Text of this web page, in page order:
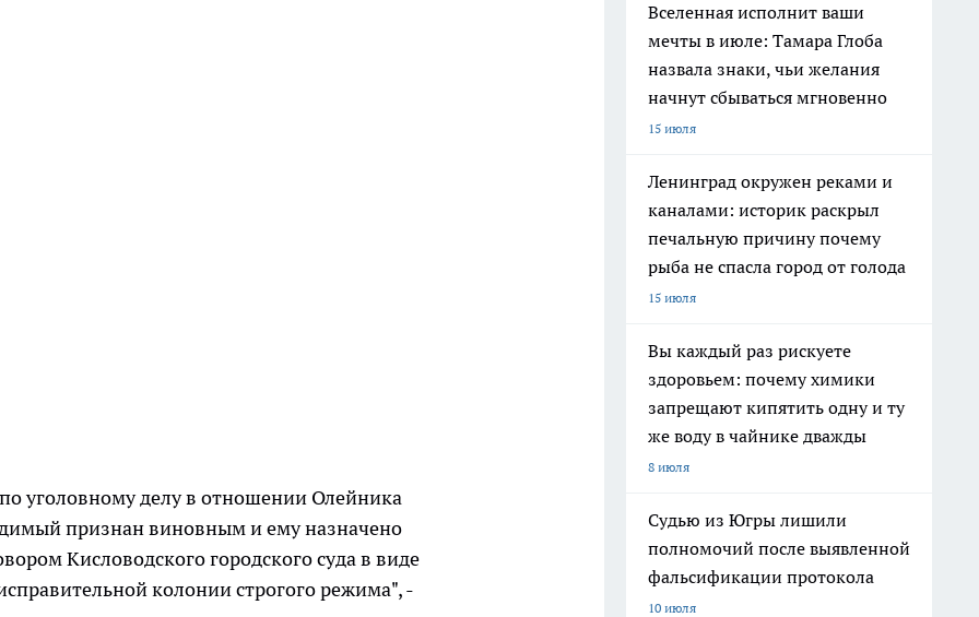
уголовному делу в отношении Олейника
признан виновным и ему назначено
Кисловодского городского суда в виде
колонии строгого режима", -
Вселенная исполнит ваши
мечты в июле: Тамара Глоба
назвала знаки, чьи желания
начнут сбываться мгновенно
15 июля
Ленинград окружен реками и
каналами: историк раскрыл
печальную причину почему
рыба не спасла город от голода
15 июля
Вы каждый раз рискуете
здоровьем: почему химики
запрещают кипятить одну и ту
же воду в чайнике дважды
8 июля
Судью из Югры лишили
полномочий после выявленной
фальсификации протокола
10 июля